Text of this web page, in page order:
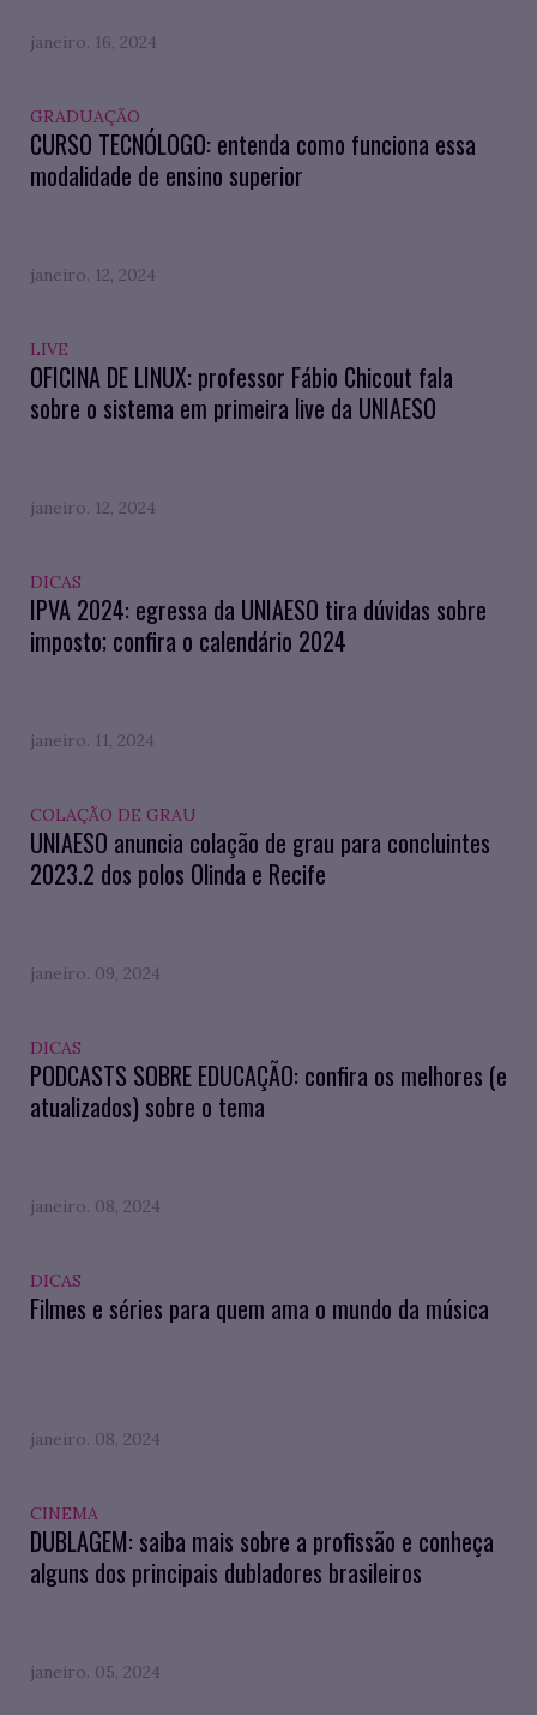
janeiro. 16, 2024
GRADUAÇÃO
CURSO TECNÓLOGO: entenda como funciona essa
modalidade de ensino superior
janeiro. 12, 2024
LIVE
OFICINA DE LINUX: professor Fábio Chicout fala
sobre o sistema em primeira live da UNIAESO
janeiro. 12, 2024
DICAS
IPVA 2024: egressa da UNIAESO tira dúvidas sobre
imposto; confira o calendário 2024
janeiro. 11, 2024
COLAÇÃO DE GRAU
UNIAESO anuncia colação de grau para concluintes
2023.2 dos polos Olinda e Recife
janeiro. 09, 2024
DICAS
PODCASTS SOBRE EDUCAÇÃO: confira os melhores (e
atualizados) sobre o tema
janeiro. 08, 2024
DICAS
Filmes e séries para quem ama o mundo da música
janeiro. 08, 2024
CINEMA
DUBLAGEM: saiba mais sobre a profissão e conheça
alguns dos principais dubladores brasileiros
janeiro. 05, 2024